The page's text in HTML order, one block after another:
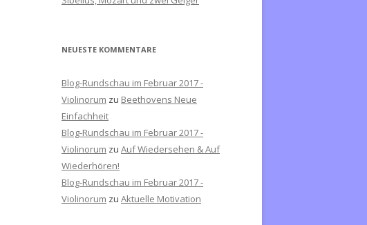
NEUESTE KOMMENTARE
Blog-Rundschau im Februar 2017 -
Violinorum zu Beethovens Neue
Einfachheit
Blog-Rundschau im Februar 2017 -
Violinorum zu Auf Wiedersehen & Auf
Wiederhören!
Blog-Rundschau im Februar 2017 -
Violinorum zu Aktuelle Motivation